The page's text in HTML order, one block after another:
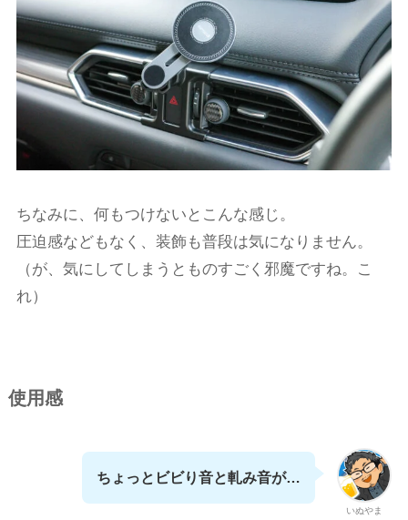
ちなみに、何もつけないとこんな感じ。
圧迫感などもなく、装飾も普段は気になりません。
（が、気にしてしまうとものすごく邪魔ですね。こ
れ）
使用感
いぬやま
ちょっとビビり音と軋み音が…